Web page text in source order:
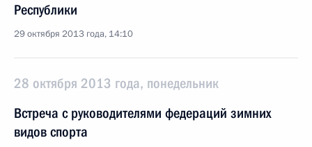
Республики
29 октября 2013 года, 14:10
28 октября 2013 года, понедельник
Встреча с руководителями федераций зимних
видов спорта